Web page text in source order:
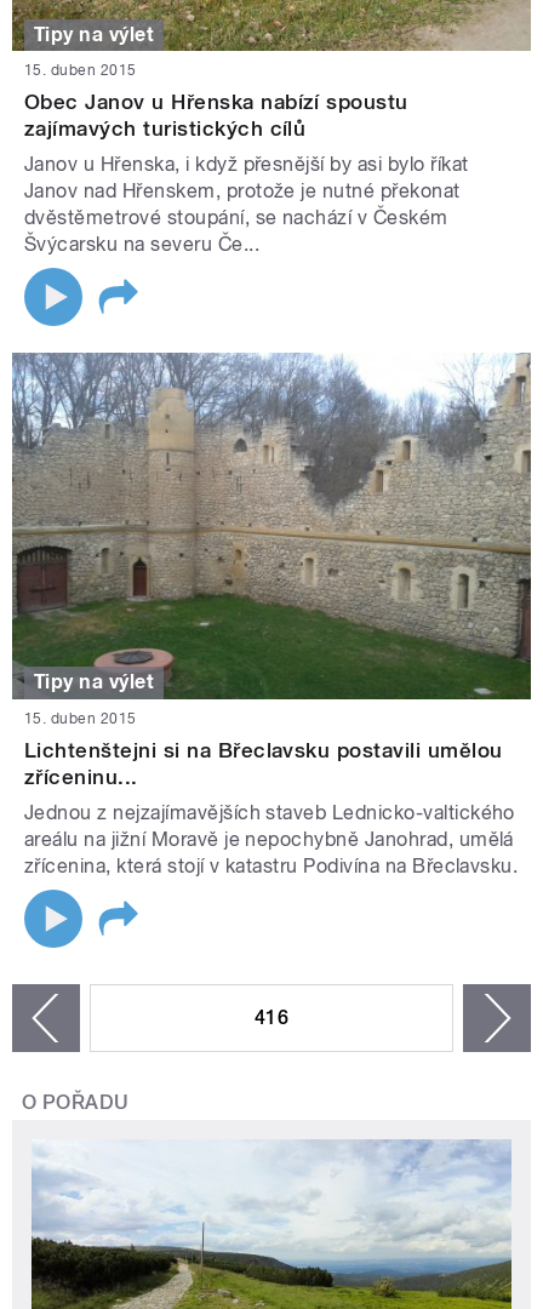
Tipy na výlet
15. duben 2015
Obec Janov u Hřenska nabízí spoustu
zajímavých turistických cílů
Janov u Hřenska, i když přesnější by asi bylo říkat
Janov nad Hřenskem, protože je nutné překonat
dvěstěmetrové stoupání, se nachází v Českém
Švýcarsku na severu Če...
Tipy na výlet
15. duben 2015
Lichtenštejni si na Břeclavsku postavili umělou
zříceninu...
Jednou z nejzajímavějších staveb Lednicko-valtického
areálu na jižní Moravě je nepochybně Janohrad, umělá
zřícenina, která stojí v katastru Podivína na Břeclavsku.
416
O POŘADU